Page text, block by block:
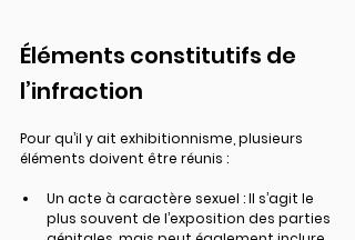
Éléments constitutifs de
l’infraction
Pour qu’il y ait exhibitionnisme, plusieurs
éléments doivent être réunis :
Un acte à caractère sexuel : Il s’agit le
plus souvent de l’exposition des parties